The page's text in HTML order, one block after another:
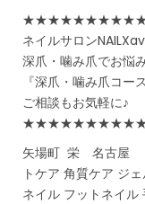
ネイルサロン
深爪・噛み爪でお悩
『深爪・噛み爪コー
ご相談もお気軽に♪
矢場町 栄 名古屋
トケア 角質ケア ジ
ネイル フットネイル